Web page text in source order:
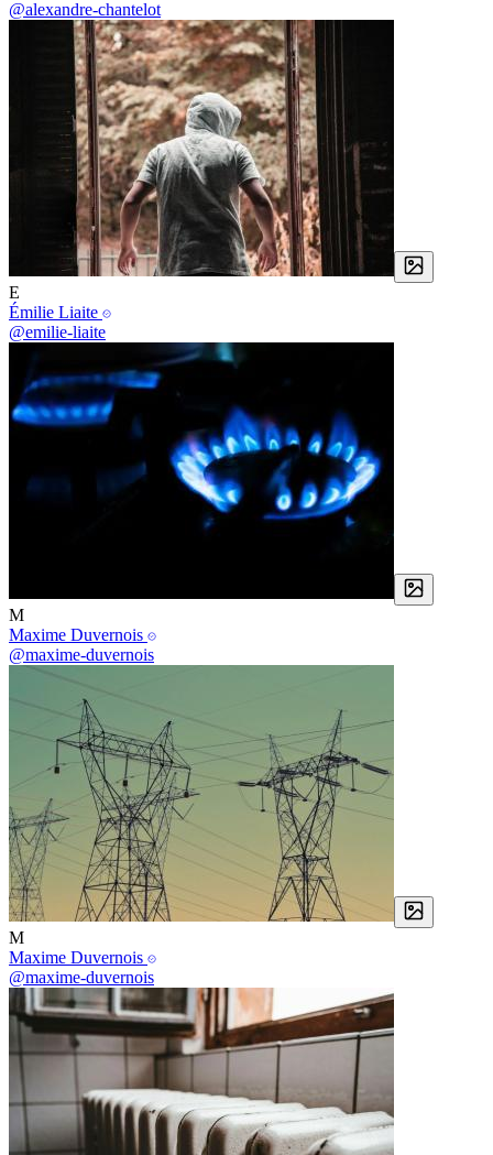
@alexandre-chantelot
E
Émilie Liaite
@emilie-liaite
M
Maxime Duvernois
@maxime-duvernois
M
Maxime Duvernois
@maxime-duvernois